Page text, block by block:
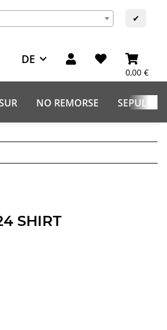
✔
DE
0,00 €
NO REMORSE
SHIRT